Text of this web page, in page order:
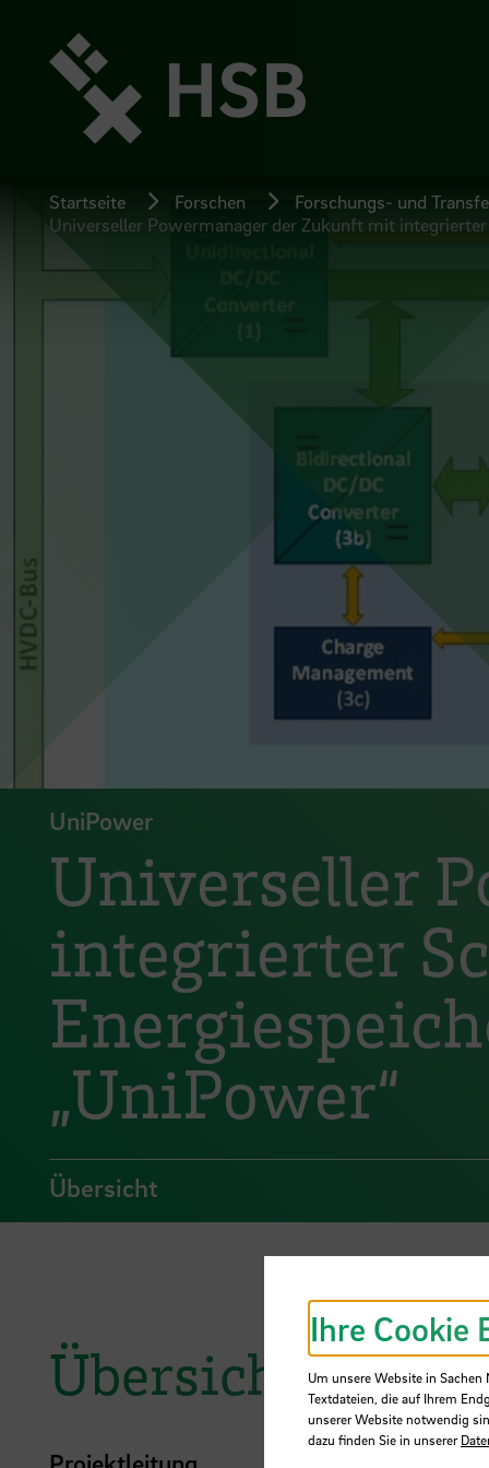
Seiteninhalt
springen
Startseite Forschen
Forschungs- und
Universeller Powermanager der Zukunft mit
UniPower
Universeller
integrierter
„UniPower“
Übersicht
Übersicht
Ihre Cookie
Um unsere Website in
Textdateien, die auf Ihrem
unserer Website notwendig
dazu finden Sie in unserer